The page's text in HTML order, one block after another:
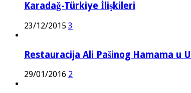
Karadağ-Türkiye İlişkileri
23/12/2015 3
Restauracija Ali Pašinog Hamama u
29/01/2016 2